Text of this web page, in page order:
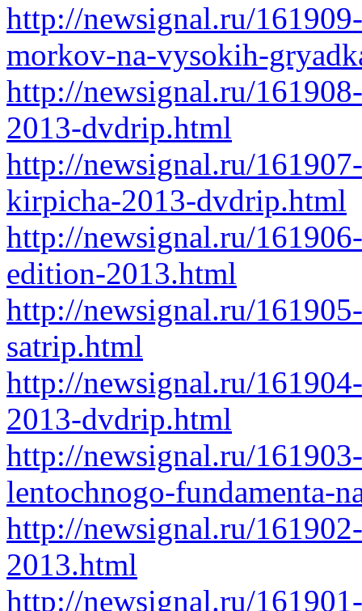
http://newsignal.ru/
morkov-na-vysokih-
http://newsignal.ru/
2013-dvdrip.html
http://newsignal.ru/
kirpicha-2013-dvdrip.html
http://newsignal.ru/
edition-2013.html
http://newsignal.ru/
satrip.html
http://newsignal.ru/
2013-dvdrip.html
http://newsignal.ru/
lentochnogo-fundamenta-
http://newsignal.ru/
2013.html
http://newsignal.ru/